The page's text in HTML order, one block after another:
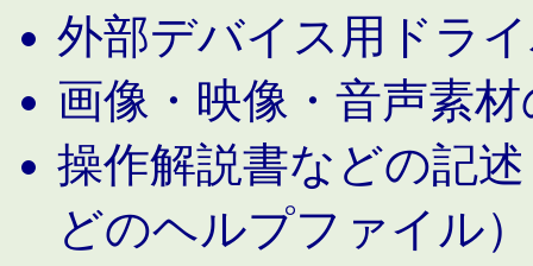
外部デバイス用ドラ
画像・映像・音声素
操作解説書などの記
どのヘルプファイル）